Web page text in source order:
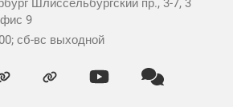
Шлиссельбургский пр., 3-7, 3
9
сб-вс выходной